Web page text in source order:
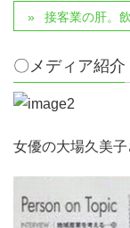
接客業の肝。
〇メディア紹介
女優の大場久美子